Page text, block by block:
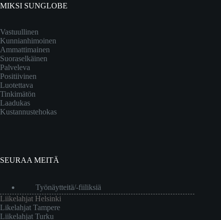
MIKSI SUNGLOBE
Vastuullinen
Kunnianhimoinen
Ammattimainen
Suoraselkäinen
Palveleva
Positiivinen
Luotettava
Tinkimätön
Laadukas
Kustannustehokas
SEURAA MEITÄ
Työnäytteitä/-fiiliksiä
Liikelahjat Helsinki
Likelahjat Tampere
Liikelahjat Turku